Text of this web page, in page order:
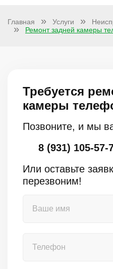
Главная Услуги
Ремонт задней камеры
Требуется
камеры
Позвоните, и мы
8 (931) 105-57-
Или оставьте
перезвоним!